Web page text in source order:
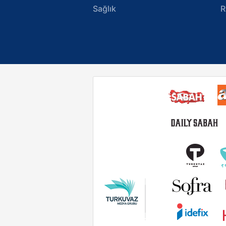
Sağlık